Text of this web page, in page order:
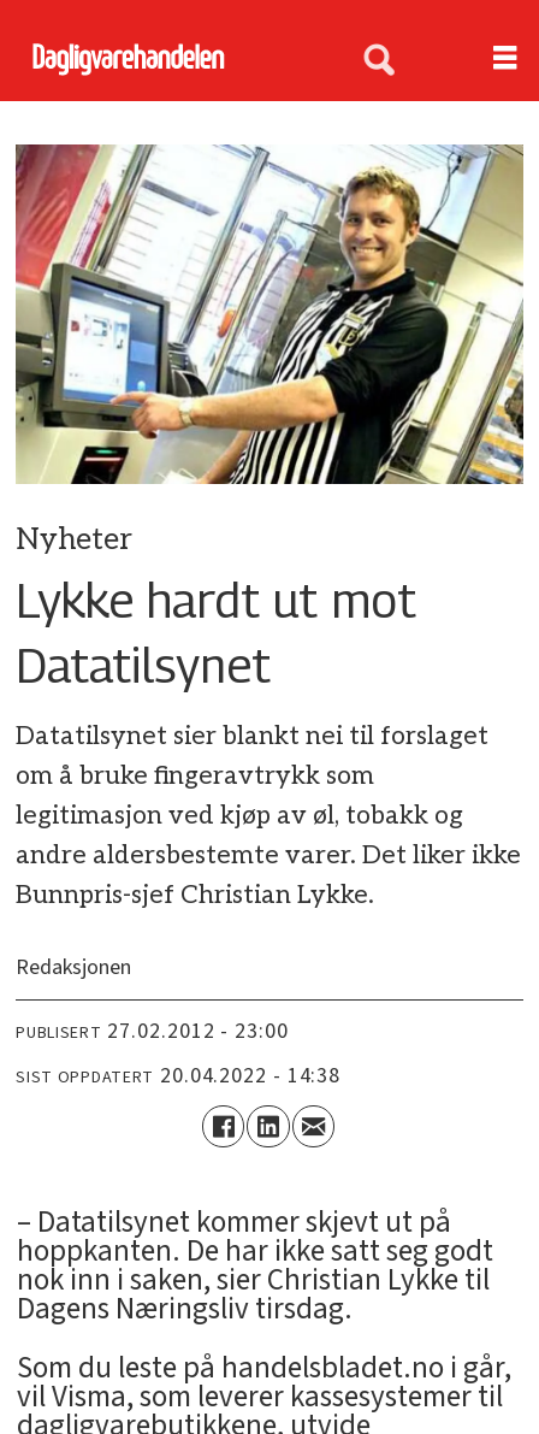
Nyheter
Lykke hardt ut mot
Datatilsynet
Datatilsynet sier blankt nei til forslaget
om å bruke fingeravtrykk som
legitimasjon ved kjøp av øl, tobakk og
andre aldersbestemte varer. Det liker ikke
Bunnpris-sjef Christian Lykke.
Redaksjonen
PUBLISERT 27.02.2012 - 23:00
SIST OPPDATERT 20.04.2022 - 14:38
– Datatilsynet kommer skjevt ut på
hoppkanten. De har ikke satt seg godt
nok inn i saken, sier Christian Lykke til
Dagens Næringsliv tirsdag.
Som du leste på handelsbladet.no i går,
vil Visma, som leverer kassesystemer til